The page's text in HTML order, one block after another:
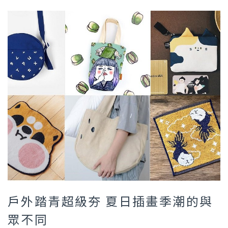
戶外踏青超級夯 夏日插畫季潮的與
眾不同